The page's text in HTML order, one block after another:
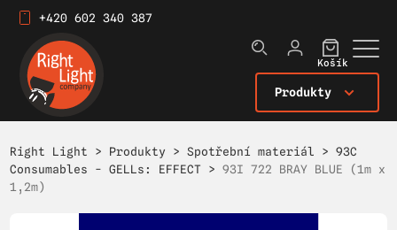
+420 602 340 387
Produkty
Košík
Right Light > Produkty >Spotřební materiál >93C
Consumables - GELLs: EFFECT >93I 722 BRAY BLUE (1m x
1,2m)